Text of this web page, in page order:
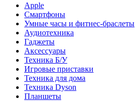
Apple
Смартфоны
Умные часы и фитнес-браслеты
Аудиотехника
Гаджеты
Аксессуары
Техника Б/У
Игровые приставки
Техника для дома
Техника Dyson
Планшеты